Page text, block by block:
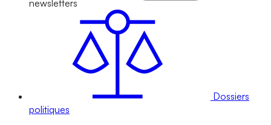
newsletters
Dossiers
politiques